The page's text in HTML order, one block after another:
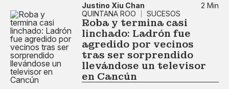
Justino Xiu Chan
2 Min
QUINTANA ROO
SUCESOS
Roba y termina casi
linchado: Ladrón fue
agredido por vecinos
tras ser sorprendido
llevándose un televisor
en Cancún